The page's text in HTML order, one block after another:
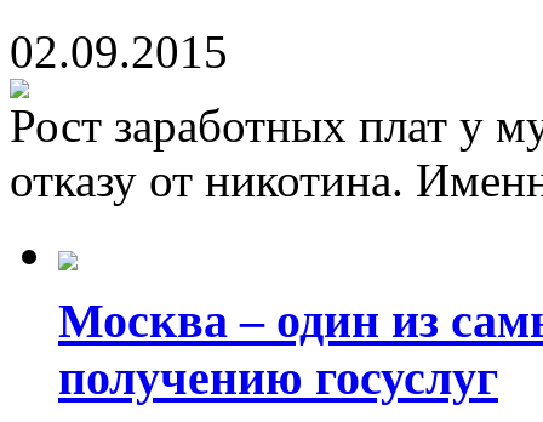
02.09.2015
Рост заработных плат у
отказу от никотина.
Москва – один из
получению госуслуг